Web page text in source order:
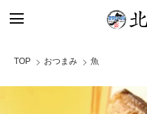
TOP おつまみ 魚